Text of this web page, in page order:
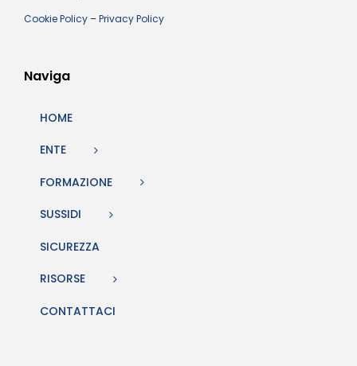
Cookie Policy –Privacy Policy
Naviga
HOME
ENTE
FORMAZIONE
SUSSIDI
SICUREZZA
RISORSE
CONTATTACI